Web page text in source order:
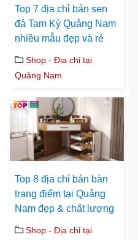
Top 7 địa chỉ bán sen
đá Tam Kỳ Quảng Nam
nhiều mẫu đẹp và rẻ
Shop - Địa chỉ tại
Quảng Nam
Top 8 địa chỉ bán bàn
trang điểm tại Quảng
Nam đẹp & chất lượng
Shop - Địa chỉ tại